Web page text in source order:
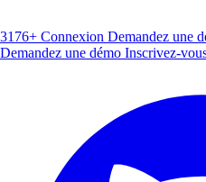
3176+ Connexion Demandez une
Demandez une démo Inscrivez-